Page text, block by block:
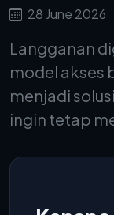
28 June 2026
Langganan
model akses
menjadi
ingin tetap